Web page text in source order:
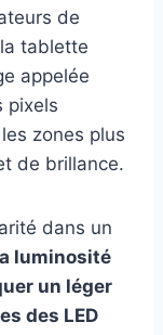
de
tablette
appelée
pixels
zones plus
de brillance.
dans un
luminosité
un léger
des LED